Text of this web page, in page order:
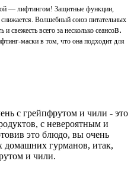
— лифтингом! Защитные функции,
Волшебный союз питательных
свежесть всего за несколько сеансов.
маски в том, что она подходит для
с грейпфрутом и чили - это
с невероятным и
это блюдо, вы очень
домашних гурманов, итак,
и чили.